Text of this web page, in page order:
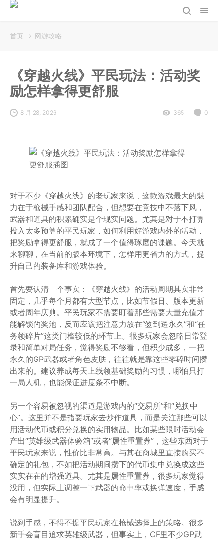
首页 网游攻略
《穿越火线》平民玩法：活动奖
励怎样拿得更舒服
8 月 28, 2026 365 0
对于不少《穿越火线》的老玩家来说，这款游戏最大的魅
力在于枪械手感和团队配合，但想要在竞技中不落下风，
武器和道具的积累确实是个现实问题。尤其是对于不打算
投入太多预算的平民玩家，如何利用好游戏内外的活动，
把奖励拿得更舒服，就成了一个值得琢磨的课题。今天就
来聊聊，在当前的版本环境下，怎样用更省力的方式，提
升自己的装备库和游戏体验。
首先要认清一个事实：《穿越火线》的活动周期其实非常
固定，几乎每个月都有大型节点，比如节假日、版本更新
或者周年庆典。平民玩家不需要盯着那些需要大量充值才
能解锁的奖池，反而应该把注意力放在“签到送永久”和“任
务领碎片”这类门槛较低的环节上。很多玩家会忽略日常登
录和简单对局任务，觉得奖励不够看，但积少成多，一把
永久的GP武器或者角色皮肤，往往就是靠这些零碎时间攒
出来的。建议养成每天上线领基础奖励的习惯，哪怕只打
一局人机，也能保证进度条不中断。
另一个容易被忽视的渠道是游戏内的“交易所”和“兑换中
心”。这里并不是指要玩家去炒作道具，而是关注那些可以
用活动代币或积分兑换的实用物品。比如某些限时活动会
产出“英雄级武器体验箱”或者“属性重置券”，这些东西对于
平民玩家来说，性价比非常高。与其在商城里直接购买不
确定的礼包，不如把活动期间攒下的代币集中兑换成这些
实实在在的增强道具。尤其是属性重置券，很多玩家觉得
没用，但实际上调整一下武器的命中率或换弹速度，手感
会有明显提升。
说到手感，不得不提平民玩家在枪械选择上的策略。很多
新手会盲目追求英雄级武器，但事实上，CF里不少GP武